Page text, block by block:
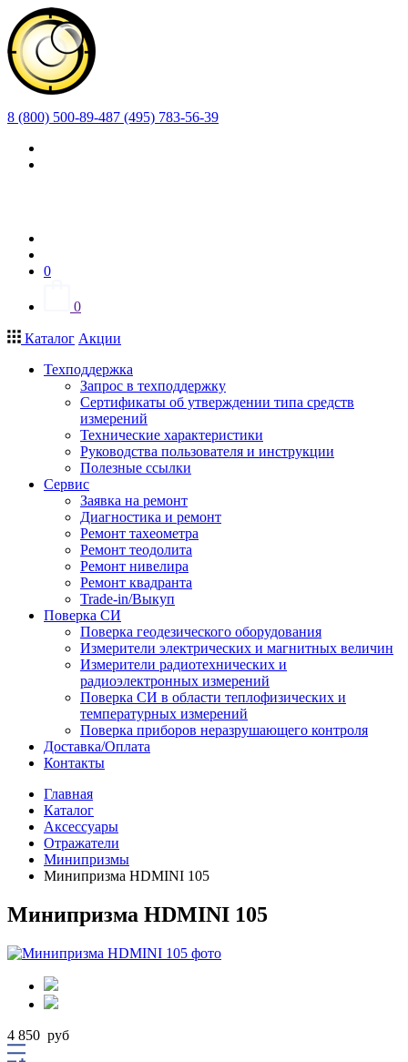
8 (800) 500-89-487 (495) 783-56-39
0
0
Каталог Акции
Техподдержка
Запрос в техподдержку
Сертификаты об утверждении типа средств
измерений
Технические характеристики
Руководства пользователя и инструкции
Полезные ссылки
Сервис
Заявка на ремонт
Диагностика и ремонт
Ремонт тахеометра
Ремонт теодолита
Ремонт нивелира
Ремонт квадранта
Trade-in/Выкуп
Поверка СИ
Поверка геодезического оборудования
Измерители электрических и магнитных величин
Измерители радиотехнических и
радиоэлектронных измерений
Поверка СИ в области теплофизических и
температурных измерений
Поверка приборов неразрушающего контроля
Доставка/Оплата
Контакты
Главная
Каталог
Аксессуары
Отражатели
Минипризмы
Минипризма HDMINI 105
Минипризма HDMINI 105
4 850 руб